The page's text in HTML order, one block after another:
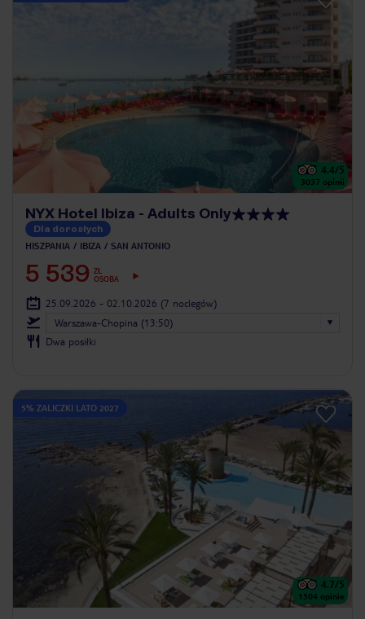
4.4/5
3037 opinii
NYX Hotel Ibiza - Adults Only
Dla dorosłych
HISZPANIA IBIZA SAN ANTONIO
5 539 ZŁ
OSOBA
25.09.2026 - 02.10.2026 (7 noclegów)
Warszawa-Chopina (13:50)
Dwa posiłki
5% ZALICZKI LATO 2027
4.7/5
1504 opinie